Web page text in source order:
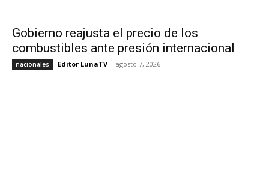
Gobierno reajusta el precio de los
combustibles ante presión internacional
nacionales Editor LunaTV - agosto 7, 2026